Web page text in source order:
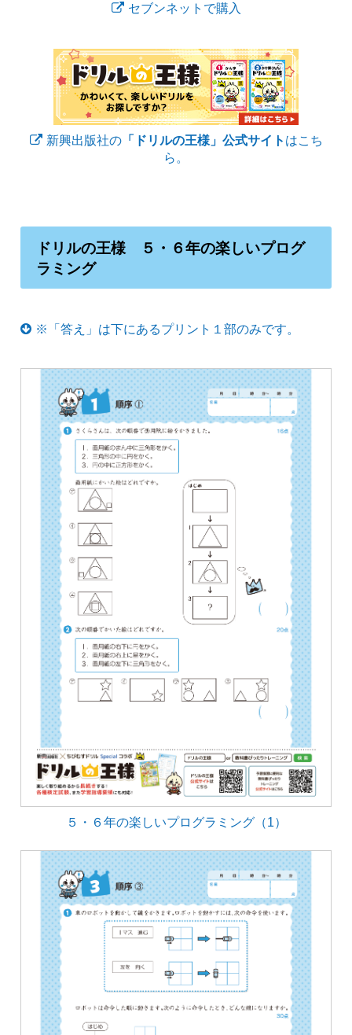
セブンネットで購入
新興出版社の「ドリルの王様」公式サイト はこち
ら。
ドリルの王様 ５・６年の楽しいプログ
ラミング
※「答え」は下にあるプリント１部のみです。
５・６年の楽しいプログラミング（1）